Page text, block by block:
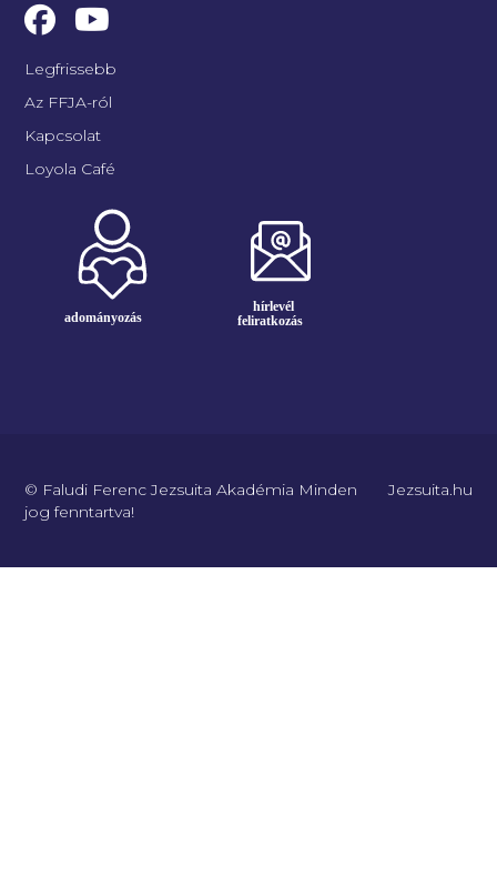
Legfrissebb
Az FFJA-ról
Kapcsolat
Loyola Café
© Faludi Ferenc Jezsuita Akadémia Minden
jog fenntartva!
Jezsuita.hu